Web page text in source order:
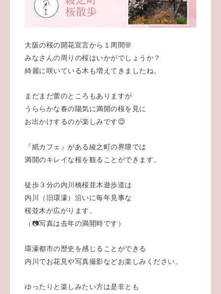
大阪の桜の開花宣言から１周間🌸
みなさんの周りの桜はいかがでしょうか？
綺麗に咲いている木も増えてきましたね。
まだまだ蕾のところもありますが
うららかな春の陽気に満開の桜を見に
お出かけするのが楽しみです😊
『紙カフェ』がある綾之町の界隈では
満開のキレイな桜を観ることができます。
徒歩３分の内川橋桜並木遊歩道は
内川（旧環濠）沿いに毎年見事な
桜並木が広がります。
（📷️写真は去年の満開時です）
環濠都市の歴史を感じることができる
内川でお花見や写真撮影などお楽しみください。
ゆったりと楽しみたい方は是非とも